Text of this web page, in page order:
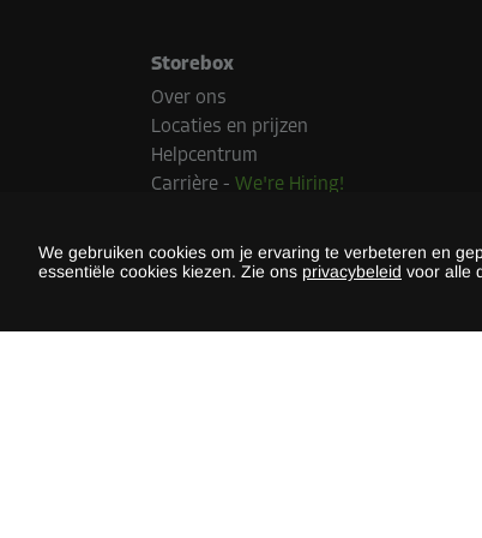
We gebruiken cookies om je ervaring te verbeteren en
essentiële cookies kiezen. Zie ons privacybeleid voor alle
Inhoud: 2,1 m³
L:1,3m
Storebox
Over ons
Locaties en prijzen
Helpcentrum
Carrière - We're Hiring!
Duurzaamheid